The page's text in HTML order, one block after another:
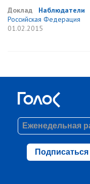
Доклад
Наблюдатели
Российская Федерация
01.02.2015
Подписаться